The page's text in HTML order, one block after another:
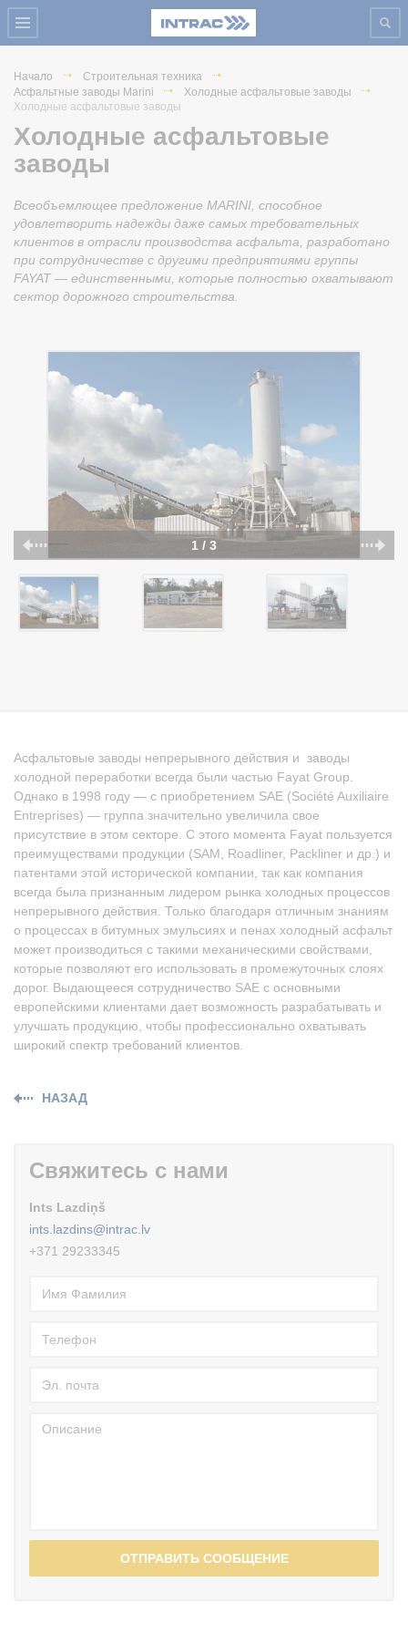
Начало
Строительная техника
Асфальтные заводы Marini
Холодные асфальтовые заводы
Холодные асфальтовые заводы
Холодные асфальтовые
заводы
Всеобъемлющее предложение MARINI, способное
удовлетворить надежды даже самых требовательных
клиентов в отрасли производства асфальта, разработано
при сотрудничестве с другими предприятиями группы
FAYAT — единственными, которые полностью охватывают
сектор дорожного строительства.
1 / 3
Асфальтовые заводы непрерывного действия и заводы
холодной переработки всегда были частью Fayat Group.
Однако в 1998 году — с приобретением SAE (Société Auxiliaire
Entreprises) — группа значительно увеличила свое
присутствие в этом секторе. С этого момента Fayat пользуется
преимуществами продукции (SAM, Roadliner, Packliner и др.) и
патентами этой исторической компании, так как компания
всегда была признанным лидером рынка холодных процессов
непрерывного действия. Только благодаря отличным знаниям
о процессах в битумных эмульсиях и пенах холодный асфальт
может производиться с такими механическими свойствами,
которые позволяют его использовать в промежуточных слоях
дорог. Выдающееся сотрудничество SAE с основными
европейскими клиентами дает возможность разрабатывать и
улучшать продукцию, чтобы профессионально охватывать
широкий спектр требований клиентов.
НАЗАД
Свяжитесь с нами
Ints Lazdiņš
ints.lazdins@intrac.lv
+371 29233345
ОТПРАВИТЬ СООБЩЕНИЕ